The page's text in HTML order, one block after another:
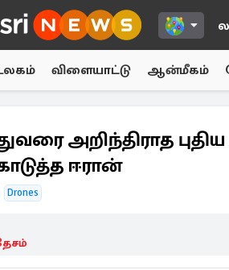
விளையாட்டு ஆன்மீகம்
அறிந்திராத
ஈரான்
Drones